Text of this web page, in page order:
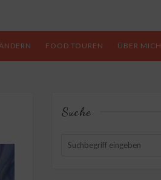
FOOD TOUREN ÜBER MICH
Suche